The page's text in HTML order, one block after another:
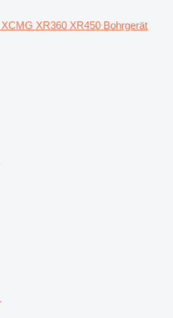
XCMG XR360 XR450 Bohrgerät